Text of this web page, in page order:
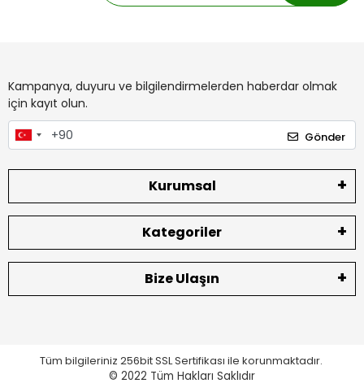
Kampanya, duyuru ve bilgilendirmelerden haberdar olmak
için kayıt olun.
Gönder
Kurumsal
Kategoriler
Bize Ulaşın
Tüm bilgileriniz 256bit SSL Sertifikası ile korunmaktadır.
© 2022 Tüm Hakları Saklıdır